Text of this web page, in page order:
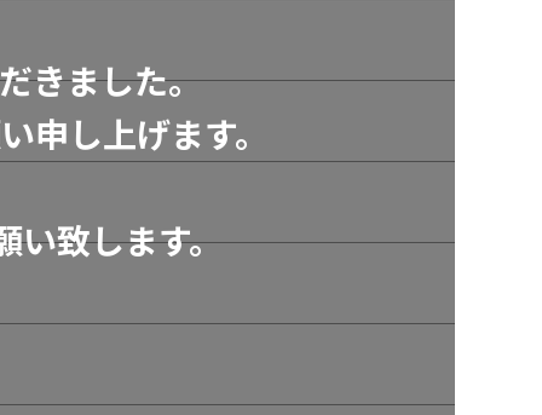
きました。
申し上げます。
い致します。